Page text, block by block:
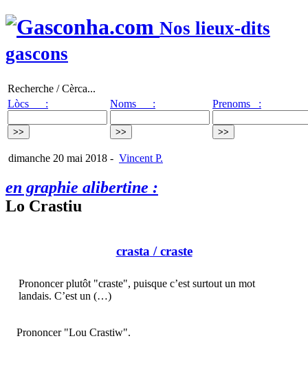
Nos lieux-dits
gascons
Recherche / Cèrca...
Lòcs :
Noms : Prenoms :
dimanche 20 mai 2018 - Vincent P.
en graphie alibertine :
Lo Crastiu
crasta/ craste
Prononcer plutôt "craste", puisque c’est surtout un mot
landais. C’est un (…)
Prononcer "Lou Crastiw".